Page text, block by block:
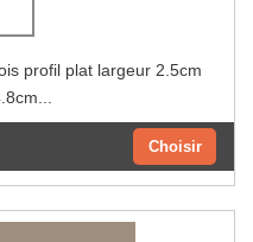
profil plat largeur 2.5cm
Choisir